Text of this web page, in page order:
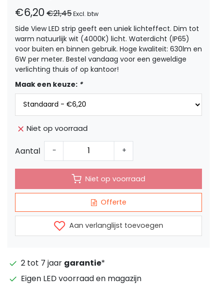
€6,20 €21,45Excl. btw
Side View LED strip geeft een uniek lichteffect. Dim tot
warm natuurlijk wit (4000K) licht. Waterdicht (IP65)
voor buiten en binnen gebruik. Hoge kwaliteit: 630lm en
6W per meter. Bestel vandaag voor een geweldige
verlichting thuis of op kantoor!
Maak een keuze: *
Niet op voorraad
Aantal - +
Niet op voorraad
Offerte
Aan verlanglijst toevoegen
2 tot 7 jaar garantie*
Eigen LED voorraad en magazijn